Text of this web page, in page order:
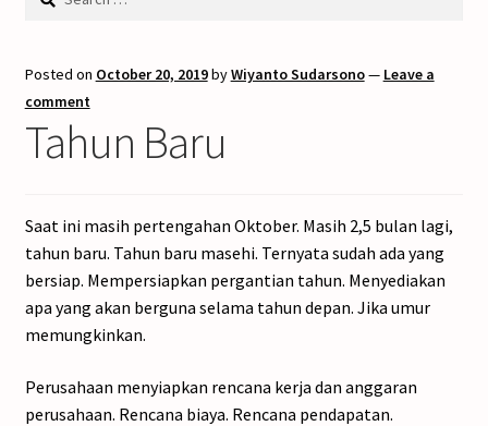
Posted on October 20, 2019byWiyanto Sudarsono— Leave a
comment
Tahun Baru
Saat ini masih pertengahan Oktober. Masih 2,5 bulan lagi,
tahun baru. Tahun baru masehi. Ternyata sudah ada yang
bersiap. Mempersiapkan pergantian tahun. Menyediakan
apa yang akan berguna selama tahun depan. Jika umur
memungkinkan.
Perusahaan menyiapkan rencana kerja dan anggaran
perusahaan. Rencana biaya. Rencana pendapatan.